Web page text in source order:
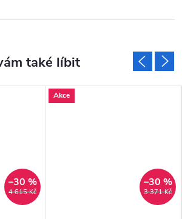
4 615 Kč
–30 %
Akce
3 371 Kč
–30 %